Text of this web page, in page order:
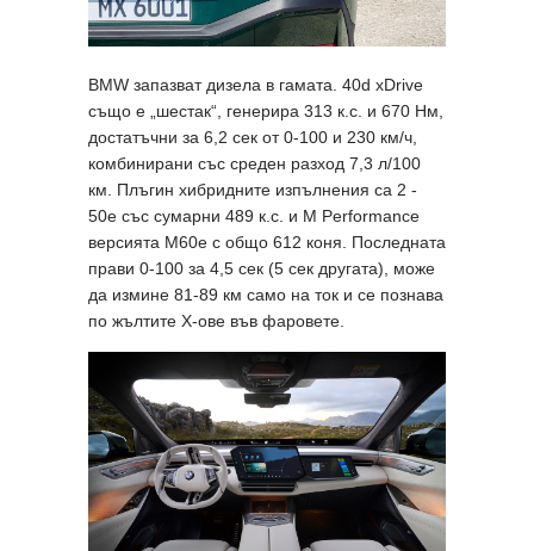
BMW запазват дизела в гамата. 40d xDrive
също е „шестак“, генерира 313 к.с. и 670 Нм,
достатъчни за 6,2 сек от 0-100 и 230 км/ч,
комбинирани със среден разход 7,3 л/100
км. Плъгин хибридните изпълнения са 2 -
50e със сумарни 489 к.с. и M Performance
версията M60e с общо 612 коня. Последната
прави 0-100 за 4,5 сек (5 сек другата), може
да измине 81-89 км само на ток и се познава
по жълтите X-ове във фаровете.